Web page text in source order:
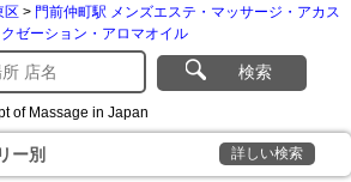
区 > 門前仲町駅 メンズエステ・マッサージ・アカス
ゼーション・アロマオイル
検索
of Massage in Japan
ー別 詳しい検索